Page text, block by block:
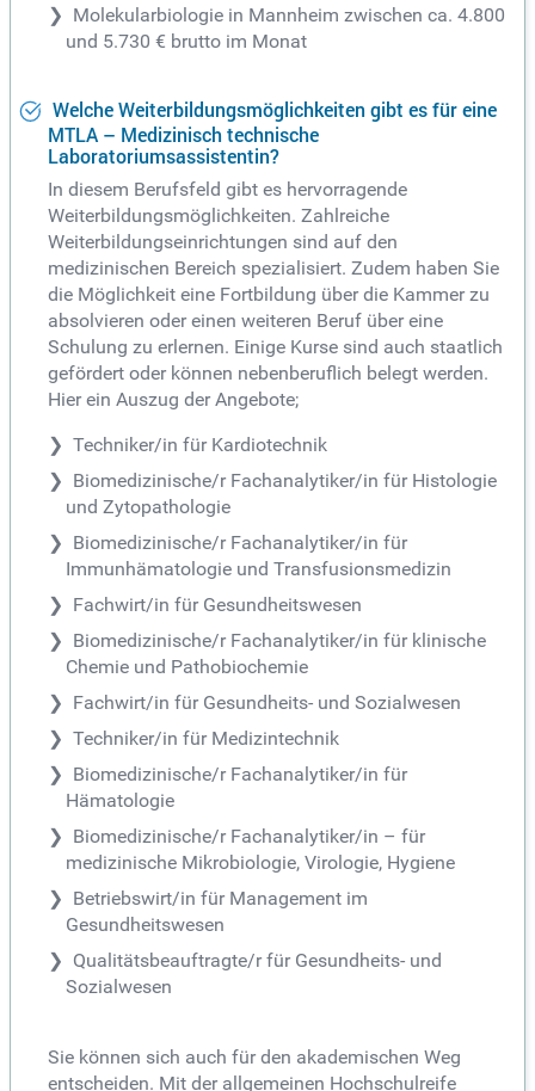
Molekularbiologie in Mannheim zwischen ca. 4.800
und 5.730 € brutto im Monat
Welche Weiterbildungsmöglichkeiten gibt es für eine
MTLA – Medizinisch technische
Laboratoriumsassistentin?
In diesem Berufsfeld gibt es hervorragende
Weiterbildungsmöglichkeiten. Zahlreiche
Weiterbildungseinrichtungen sind auf den
medizinischen Bereich spezialisiert. Zudem haben Sie
die Möglichkeit eine Fortbildung über die Kammer zu
absolvieren oder einen weiteren Beruf über eine
Schulung zu erlernen. Einige Kurse sind auch staatlich
gefördert oder können nebenberuflich belegt werden.
Hier ein Auszug der Angebote;
Techniker/in für Kardiotechnik
Biomedizinische/r Fachanalytiker/in für Histologie
und Zytopathologie
Biomedizinische/r Fachanalytiker/in für
Immunhämatologie und Transfusionsmedizin
Fachwirt/in für Gesundheitswesen
Biomedizinische/r Fachanalytiker/in für klinische
Chemie und Pathobiochemie
Fachwirt/in für Gesundheits- und Sozialwesen
Techniker/in für Medizintechnik
Biomedizinische/r Fachanalytiker/in für
Hämatologie
Biomedizinische/r Fachanalytiker/in – für
medizinische Mikrobiologie, Virologie, Hygiene
Betriebswirt/in für Management im
Gesundheitswesen
Qualitätsbeauftragte/r für Gesundheits- und
Sozialwesen
Sie können sich auch für den akademischen Weg
entscheiden. Mit der allgemeinen Hochschulreife